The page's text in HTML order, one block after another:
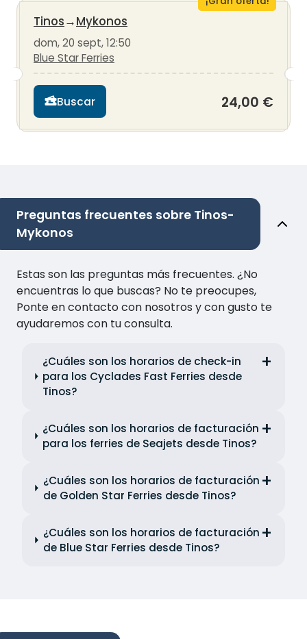
Tinos→Mykonos
dom, 20 sept, 12:50
Blue Star Ferries
Buscar 24,00 €
Preguntas frecuentes sobre Tinos-
Mykonos
Estas son las preguntas más frecuentes. ¿No
encuentras lo que buscas? No te preocupes,
Ponte en contacto con nosotros y con gusto te
ayudaremos con tu consulta.
¿Cuáles son los horarios de check-in
para los Cyclades Fast Ferries desde
Tinos?
¿Cuáles son los horarios de facturación
para los ferries de Seajets desde Tinos?
¿Cuáles son los horarios de facturación
de Golden Star Ferries desde Tinos?
¿Cuáles son los horarios de facturación
de Blue Star Ferries desde Tinos?